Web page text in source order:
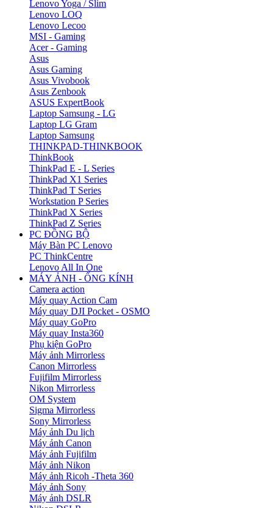
Lenovo Yoga / Slim
Lenovo LOQ
Lenovo Lecoo
MSI - Gaming
Acer - Gaming
Asus
Asus Gaming
Asus Vivobook
Asus Zenbook
ASUS ExpertBook
Laptop Samsung - LG
Laptop LG Gram
Laptop Samsung
THINKPAD-THINKBOOK
ThinkBook
ThinkPad E - L Series
ThinkPad X1 Series
ThinkPad T Series
Workstation P Series
ThinkPad X Series
ThinkPad Z Series
PC ĐỒNG BỘ
Máy Bàn PC Lenovo
PC ThinkCentre
Lenovo All In One
MÁY ẢNH - ỐNG KÍNH
Camera action
Máy quay Action Cam
Máy quay DJI Pocket - OSMO
Máy quay GoPro
Máy quay Insta360
Phụ kiện GoPro
Máy ảnh Mirrorless
Canon Mirrorless
Fujifilm Mirrorless
Nikon Mirrorless
OM System
Sigma Mirrorless
Sony Mirrorless
Máy ảnh Du lịch
Máy ảnh Canon
Máy ảnh Fujifilm
Máy ảnh Nikon
Máy ảnh Ricoh -Theta 360
Máy ảnh Sony
Máy ảnh DSLR